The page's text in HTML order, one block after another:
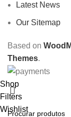
Latest News
Our Sitemap
Based on
Themes.
Shop
Filters
Wishlist